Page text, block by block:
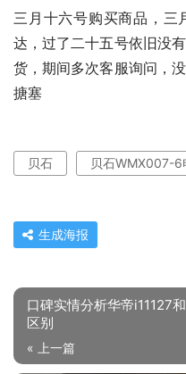
三月十六号购买商品，三
达，过了二十五号依旧没
货，期间多次客服询问，
搪塞
贝石 贝石WMX007-6
生成海报
口碑实情分析华帝i11127
区别
« 上一篇